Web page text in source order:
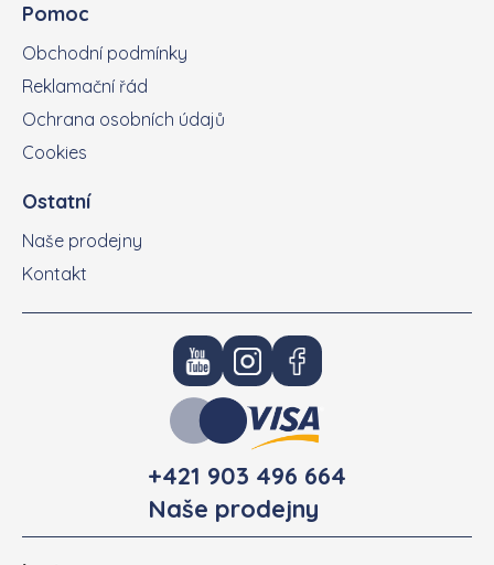
Pomoc
Obchodní podmínky
Reklamační řád
Ochrana osobních údajů
Cookies
Ostatní
Naše prodejny
Kontakt
+421 903 496 664
Naše prodejny